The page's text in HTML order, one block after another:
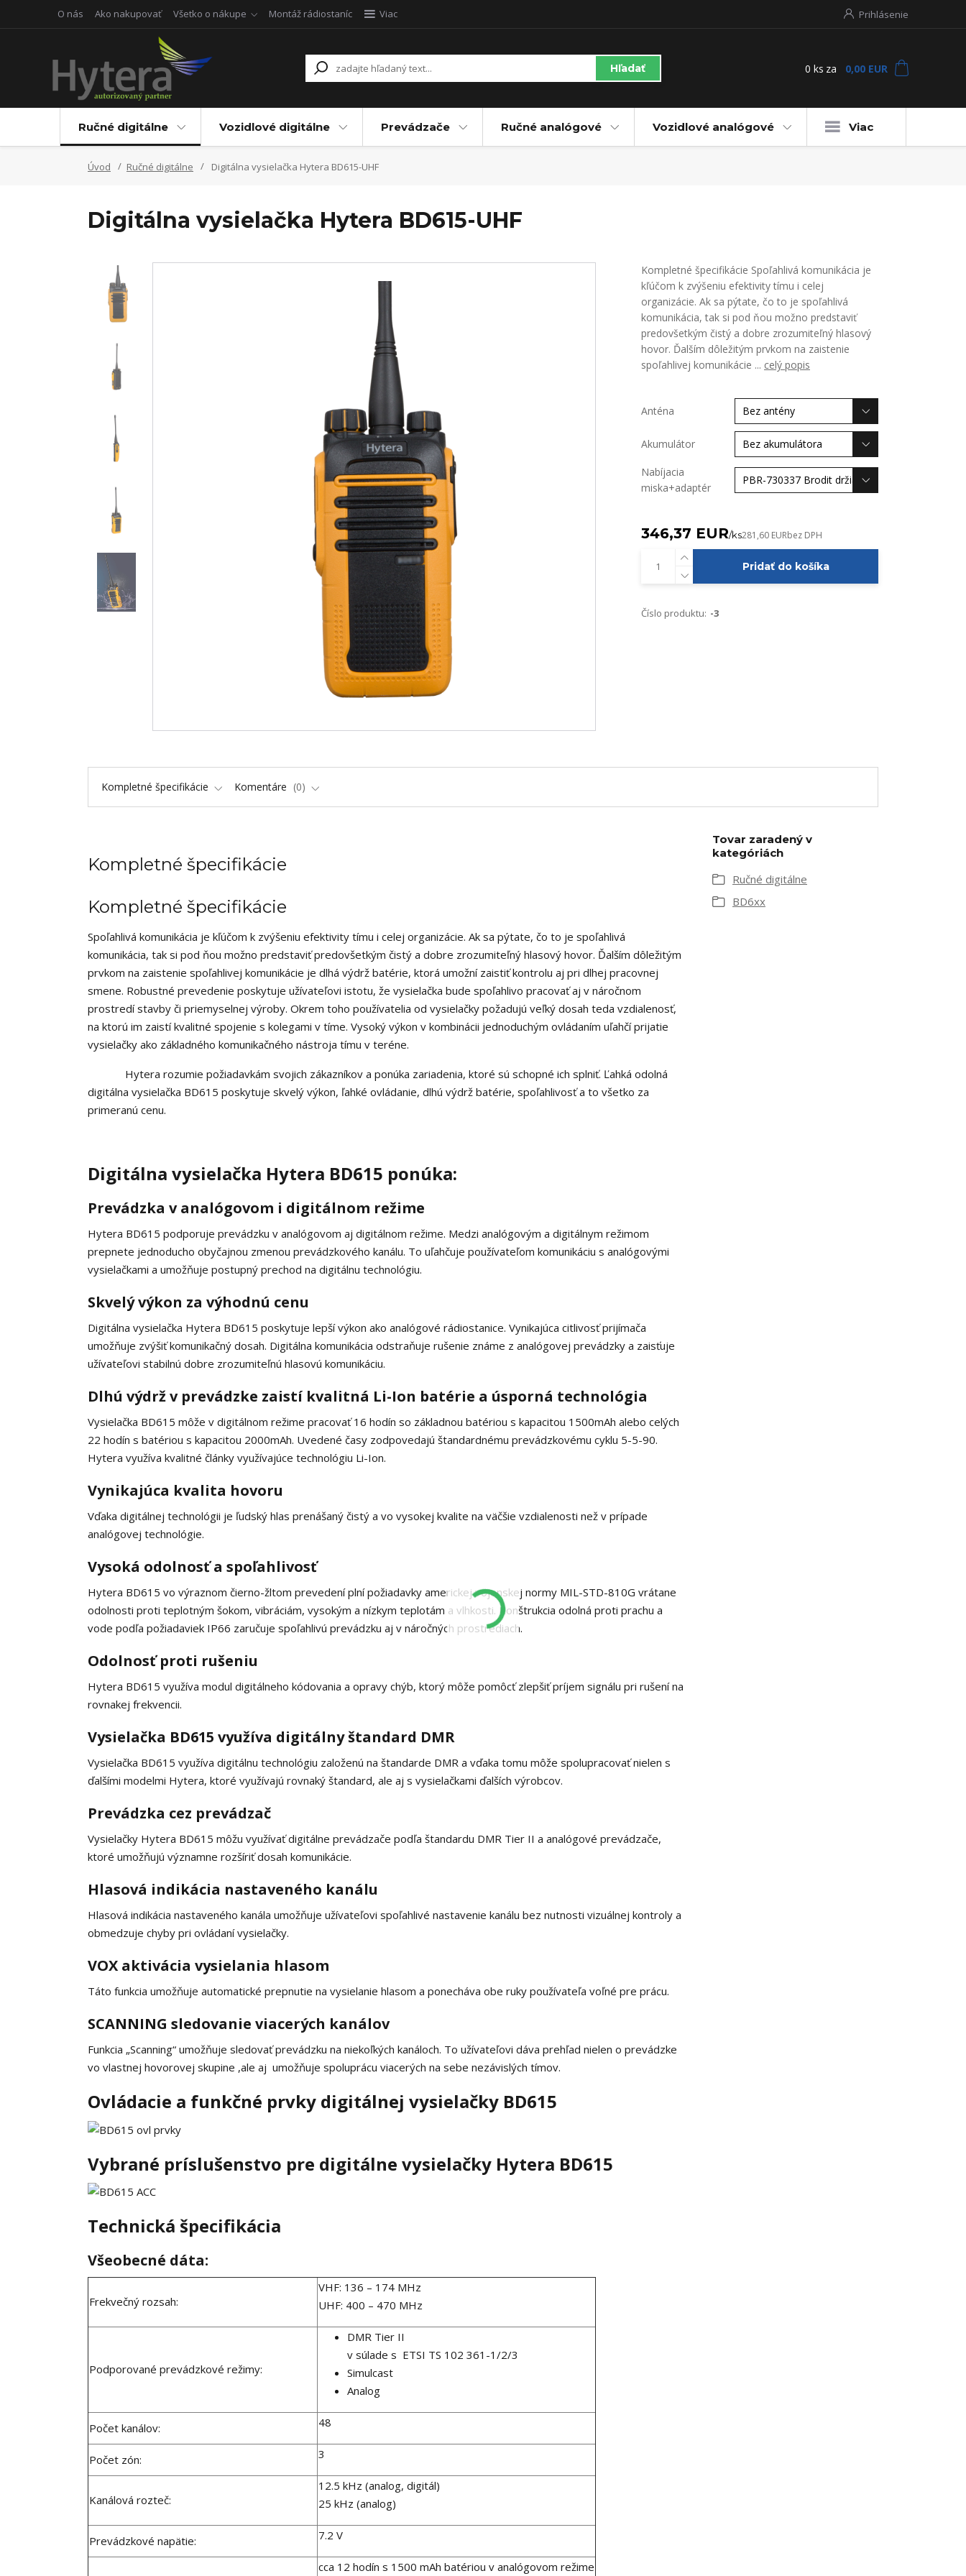
O nás Ako nakupovať Všetko o nákupe Montáž rádiostaníc Viac Prihlásenie
Hľadať 0 ks za 0,00 EUR
Ručné digitálne Vozidlové digitálne Prevádzače Ručné analógové Vozidlové analógové Viac
Úvod Ručné digitálne Digitálna vysielačka Hytera BD615-UHF
Digitálna vysielačka Hytera BD615-UHF
Kompletné špecifikácie Spoľahlivá komunikácia je
kľúčom k zvýšeniu efektivity tímu i celej
organizácie. Ak sa pýtate, čo to je spoľahlivá
komunikácia, tak si pod ňou možno predstaviť
predovšetkým čistý a dobre zrozumiteľný hlasový
hovor. Ďalším dôležitým prvkom na zaistenie
spoľahlivej komunikácie ... celý popis
Anténa
Akumulátor
Nabíjacia
miska+adaptér
346,37 EUR/ks281,60 EURbez DPH
Pridať do košíka
Číslo produktu: -3
Kompletné špecifikácie Komentáre 0
Kompletné špecifikácie
Kompletné špecifikácie
Spoľahlivá komunikácia je kľúčom k zvýšeniu efektivity tímu i celej organizácie. Ak sa pýtate, čo to je spoľahlivá
komunikácia, tak si pod ňou možno predstaviť predovšetkým čistý a dobre zrozumiteľný hlasový hovor. Ďalším dôležitým
prvkom na zaistenie spoľahlivej komunikácie je dlhá výdrž batérie, ktorá umožní zaistiť kontrolu aj pri dlhej pracovnej
smene. Robustné prevedenie poskytuje užívateľovi istotu, že vysielačka bude spoľahlivo pracovať aj v náročnom
prostredí stavby či priemyselnej výroby. Okrem toho používatelia od vysielačky požadujú veľký dosah teda vzdialenosť,
na ktorú im zaistí kvalitné spojenie s kolegami v tíme. Vysoký výkon v kombinácii jednoduchým ovládaním uľahčí prijatie
vysielačky ako základného komunikačného nástroja tímu v teréne.
Hytera rozumie požiadavkám svojich zákazníkov a ponúka zariadenia, ktoré sú schopné ich splniť. Ľahká odolná
digitálna vysielačka BD615 poskytuje skvelý výkon, ľahké ovládanie, dlhú výdrž batérie, spoľahlivosť a to všetko za
primeranú cenu.
Digitálna vysielačka Hytera BD615 ponúka:
Prevádzka v analógovom i digitálnom režime
Hytera BD615 podporuje prevádzku v analógovom aj digitálnom režime. Medzi analógovým a digitálnym režimom
prepnete jednoducho obyčajnou zmenou prevádzkového kanálu. To uľahčuje používateľom komunikáciu s analógovými
vysielačkami a umožňuje postupný prechod na digitálnu technológiu.
Skvelý výkon za výhodnú cenu
Digitálna vysielačka Hytera BD615 poskytuje lepší výkon ako analógové rádiostanice. Vynikajúca citlivosť prijímača
umožňuje zvýšiť komunikačný dosah. Digitálna komunikácia odstraňuje rušenie známe z analógovej prevádzky a zaisťuje
užívateľovi stabilnú dobre zrozumiteľnú hlasovú komunikáciu.
Dlhú výdrž v prevádzke zaistí kvalitná Li-Ion batérie a úsporná technológia
Vysielačka BD615 môže v digitálnom režime pracovať 16 hodín so základnou batériou s kapacitou 1500mAh alebo celých
22 hodín s batériou s kapacitou 2000mAh. Uvedené časy zodpovedajú štandardnému prevádzkovému cyklu 5-5-90.
Hytera využíva kvalitné články využívajúce technológiu Li-Ion.
Vynikajúca kvalita hovoru
Vďaka digitálnej technológii je ľudský hlas prenášaný čistý a vo vysokej kvalite na väčšie vzdialenosti než v prípade
analógovej technológie.
Vysoká odolnosť a spoľahlivosť
Hytera BD615 vo výraznom čierno-žltom prevedení plní požiadavky americkej vojenskej normy MIL-STD-810G vrátane
odolnosti proti teplotným šokom, vibráciám, vysokým a nízkym teplotám a vlhkosti. Konštrukcia odolná proti prachu a
vode podľa požiadaviek IP66 zaručuje spoľahlivú prevádzku aj v náročných prostrediach.
Odolnosť proti rušeniu
Hytera BD615 využíva modul digitálneho kódovania a opravy chýb, ktorý môže pomôcť zlepšiť príjem signálu pri rušení na
rovnakej frekvencii.
Vysielačka BD615 využíva digitálny štandard DMR
Vysielačka BD615 využíva digitálnu technológiu založenú na štandarde DMR a vďaka tomu môže spolupracovať nielen s
ďalšími modelmi Hytera, ktoré využívajú rovnaký štandard, ale aj s vysielačkami ďalších výrobcov.
Prevádzka cez prevádzač
Vysielačky Hytera BD615 môžu využívať digitálne prevádzače podľa štandardu DMR Tier II a analógové prevádzače,
ktoré umožňujú významne rozšíriť dosah komunikácie.
Hlasová indikácia nastaveného kanálu
Hlasová indikácia nastaveného kanála umožňuje užívateľovi spoľahlivé nastavenie kanálu bez nutnosti vizuálnej kontroly a
obmedzuje chyby pri ovládaní vysielačky.
VOX aktivácia vysielania hlasom
Táto funkcia umožňuje automatické prepnutie na vysielanie hlasom a ponecháva obe ruky používateľa voľné pre prácu.
SCANNING sledovanie viacerých kanálov
Funkcia „Scanning“ umožňuje sledovať prevádzku na niekoľkých kanáloch. To užívateľovi dáva prehľad nielen o prevádzke
vo vlastnej hovorovej skupine ,ale aj umožňuje spoluprácu viacerých na sebe nezávislých tímov.
Ovládacie a funkčné prvky digitálnej vysielačky BD615
Vybrané príslušenstvo pre digitálne vysielačky Hytera BD615
Technická špecifikácia
Všeobecné dáta:
Frekvečný rozsah:
VHF: 136 – 174 MHz
UHF: 400 – 470 MHz
Podporované prevádzkové režimy:
DMR Tier II
v súlade s ETSI TS 102 361-1/2/3
Simulcast
Analog
Počet kanálov: 48
Počet zón: 3
Kanálová rozteč:
12.5 kHz (analog, digitál)
25 kHz (analog)
Prevádzkové napätie: 7.2 V
cca 12 hodín s 1500 mAh batériou v analógovom režime
Tovar zaradený v
kategóriách
Ručné digitálne
BD6xx